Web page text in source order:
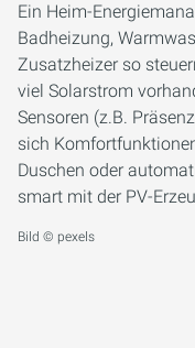
Ein Heim-
Badheizung,
Zusatzheizer so
viel Solarstrom
Sensoren (z.B.
sich
Duschen oder
smart mit der PV-
Bild © pexels